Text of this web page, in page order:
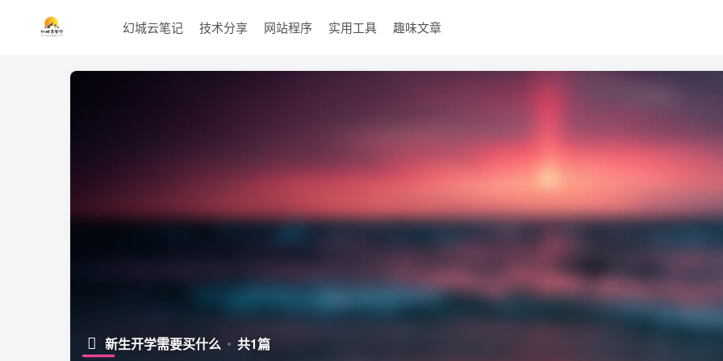
幻城云笔记 技术分享 网站程序 实用工具 趣味文章
新生开学需要买什么 共1篇